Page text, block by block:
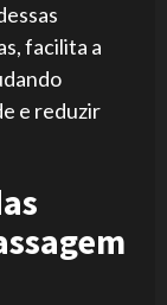
facilita a
e reduzir